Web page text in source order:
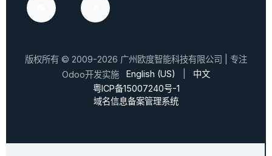
版权所有 © 2009-2026 广州欧度智能科技有限公司
| 专注
Odoo开发实施
English (US)
中文
粤ICP备15007240号-1
域名信息备案管理系统